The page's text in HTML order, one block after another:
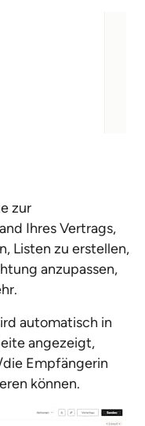
zur
Ihres Vertrags,
Listen zu erstellen,
anzupassen,
automatisch in
angezeigt,
Empfängerin
können.